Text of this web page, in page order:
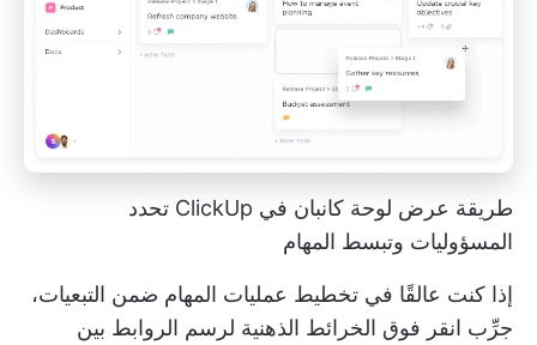
طريقة عرض لوحة كانبان في ClickUp تحدد
المسؤوليات وتبسط المهام
إذا كنت عالقًا في تخطيط عمليات المهام ضمن التبعيات،
جرِّب انقر فوق الخرائط الذهنية لرسم الروابط بين